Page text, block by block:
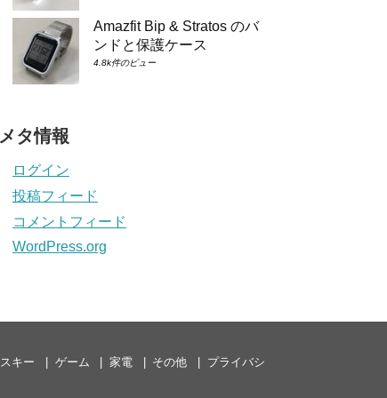
Amazfit Bip & Stratos のバ
ンドと保護ケース
4.8k件のビュー
メタ情報
ログイン
投稿フィード
コメントフィード
WordPress.org
スキー ゲーム 家電 その他
プライバシ